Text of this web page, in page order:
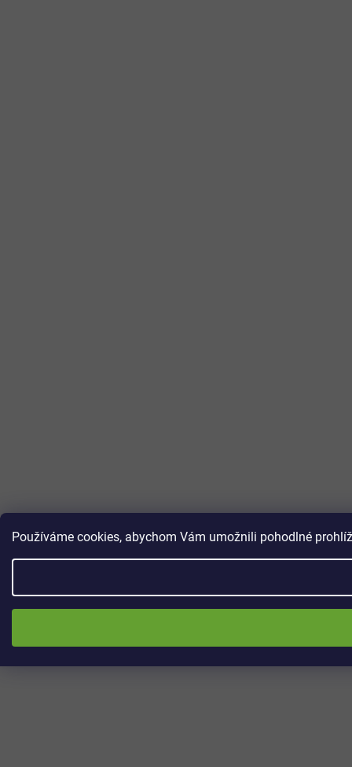
Používáme cookies, abychom Vám umožnili pohodlné